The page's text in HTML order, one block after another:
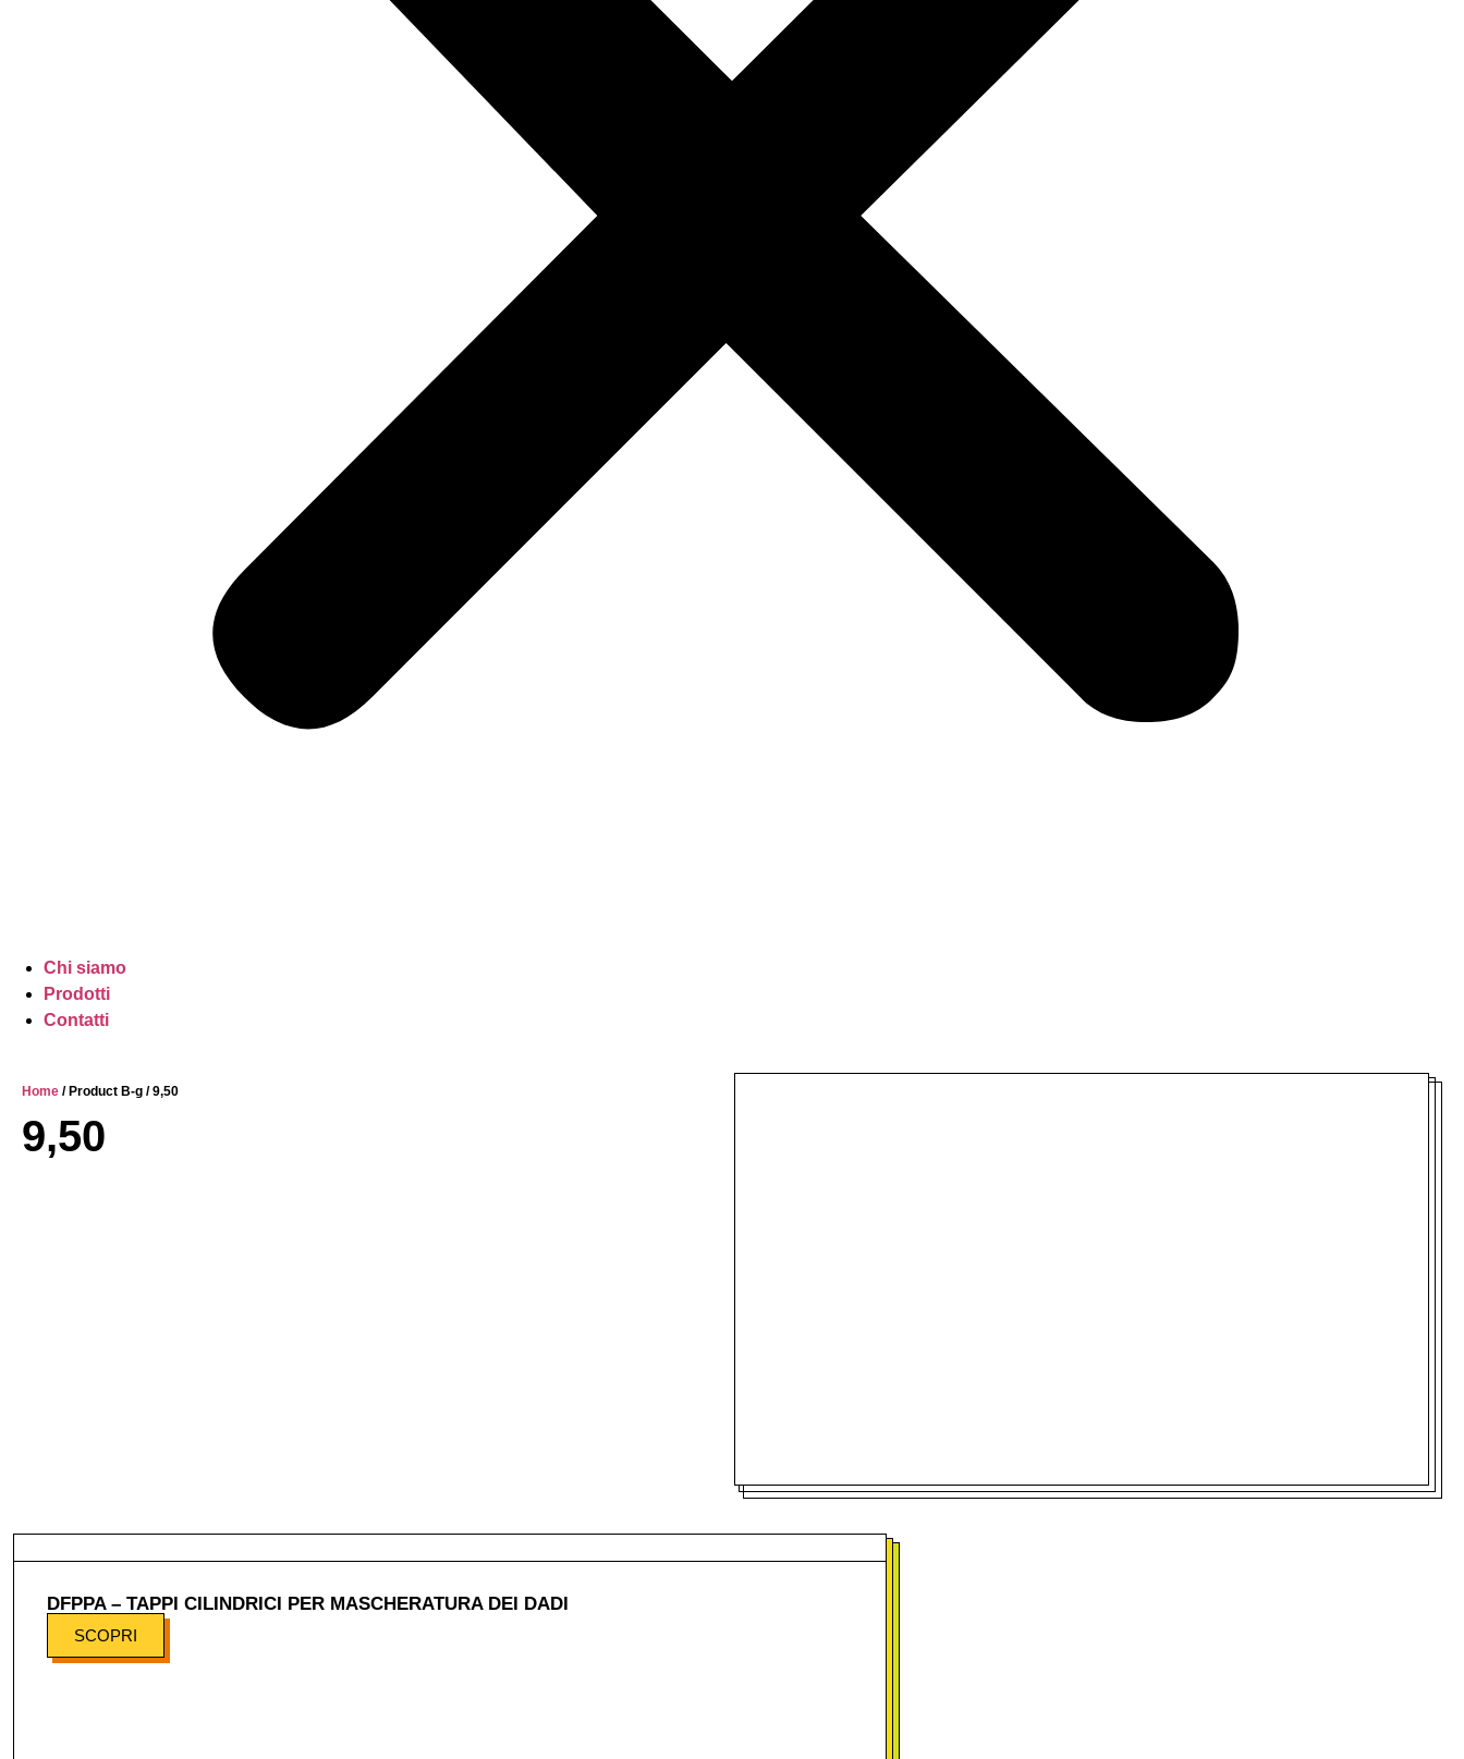
Chi siamo
Prodotti
Contatti
Home / Product B-g / 9,50
9,50
DFPPA – TAPPI CILINDRICI PER MASCHERATURA DEI DADI
SCOPRI